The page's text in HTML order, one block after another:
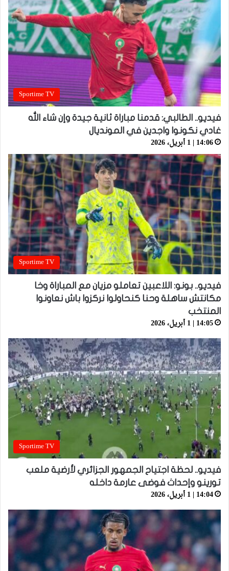
Sportime TV
فيديو.. الطالبي: قدمنا مباراة ثانية جيدة وإن شاء الله
غادي نكونوا واجدين في المونديال
14:06 | 1 أبريل، 2026
Sportime TV
فيديو.. بونو: اللاعبين تعاملو مزيان مع المباراة وخا
مكانتش ساهلة وحنا كنحاولوا نركزوا باش نعاونوا
المنتخب
14:05 | 1 أبريل، 2026
Sportime TV
فيديو.. لحظة اجتياح الجمهور الجزائري لأرضية ملعب
تورينو وإحداث فوضى عارمة داخله
14:04 | 1 أبريل، 2026